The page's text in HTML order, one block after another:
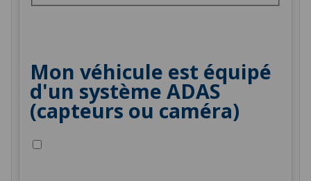
Mon véhicule est équipé
d'un système ADAS
(capteurs ou caméra)